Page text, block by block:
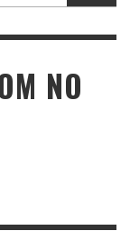
NO